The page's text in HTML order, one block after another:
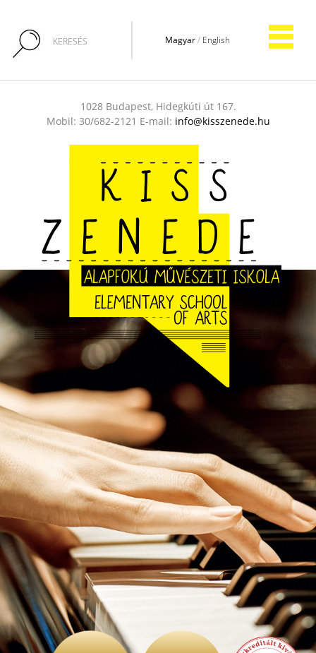
Magyar/ English
1028 Budapest, Hidegkúti út 167.
Mobil: 30/682-2121 E-mail: info@kisszenede.hu